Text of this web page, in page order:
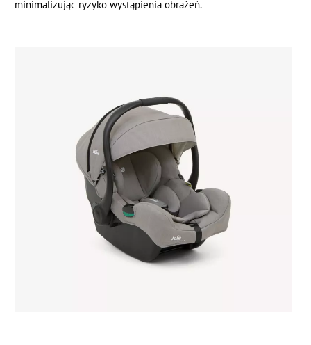
minimalizując ryzyko wystąpienia obrażeń.